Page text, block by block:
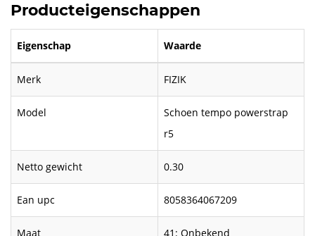
Producteigenschappen
Eigenschap Waarde
Merk FIZIK
Model
Schoen tempo powerstrap
r5
Netto gewicht 0.30
Ean upc 8058364067209
Maat 41: Onbekend